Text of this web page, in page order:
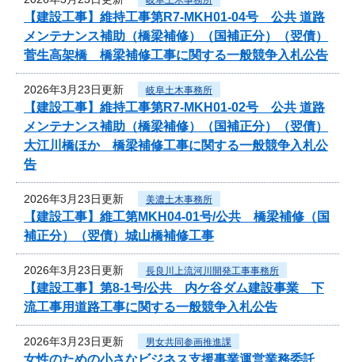
【建設工事】維持工事第R7-MKH01-04号 公共 道路
メンテナンス補助（橋梁補修）（国補正分）（翌債）
菅生高架橋 橋梁補修工事に関する一般競争入札公告
2026年3月23日更新 岐阜土木事務所
【建設工事】維持工事第R7-MKH01-02号 公共 道路
メンテナンス補助（橋梁補修）（国補正分）（翌債）
大江川橋ほか 橋梁補修工事に関する一般競争入札公
告
2026年3月23日更新 美濃土木事務所
【建設工事】維工第MKH04-01号/公共 橋梁補修（国
補正分）（翌債）城山橋補修工事
2026年3月23日更新 長良川上流河川開発工事事務所
【建設工事】第8-1号/公共 内ケ谷ダム建設事業 下
流工事用道路工事に関する一般競争入札公告
2026年3月23日更新 男女共同参画推進課
女性のための小さなビジネス支援事業運営業務委託